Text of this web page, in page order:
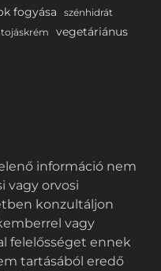
fogyása
szénhidrát
tojáskrém vegetáriánus
információ nem
vagy orvosi
konzultáljon
vagy
felelősséget ennek
tartásából eredő